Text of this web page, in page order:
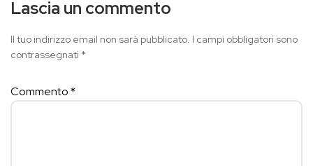
Lascia un commento
Il tuo indirizzo email non sarà pubblicato. I campi obbligatori sono
contrassegnati *
Commento*